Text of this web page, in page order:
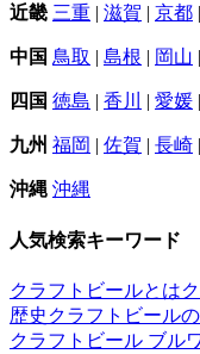
近畿 三重 | 滋賀 | 京都 |
中国 鳥取 | 島根 | 岡山 |
四国 徳島 | 香川 | 愛媛 |
九州 福岡 | 佐賀 | 長崎 |
沖縄 沖縄
人気検索キーワード
クラフトビールとは
歴史 クラフトビール
クラフトビール ブル